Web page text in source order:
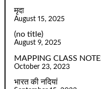
मृदा
August 15, 2025
(no title)
August 9, 2025
MAPPING CLASS
October 23, 2023
भारत की नदियां